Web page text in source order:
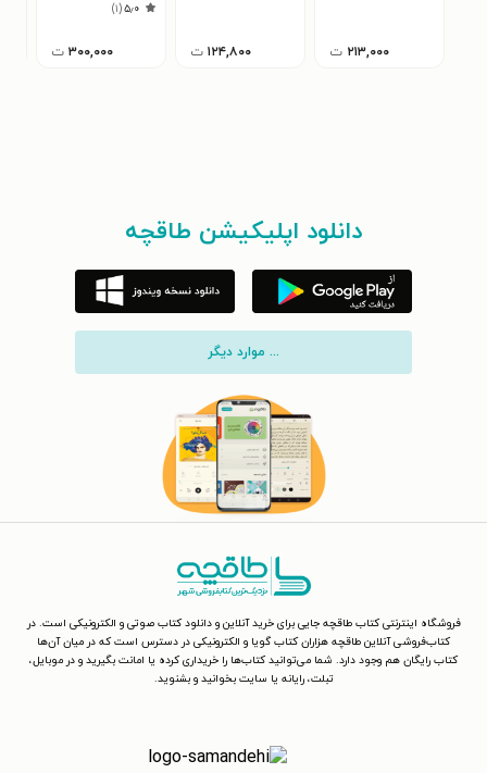
۲۱۳,۰۰۰ ت ۱۲۴,۸۰۰ ت
۵٫۰(۱)
۳۰۰,۰۰۰ ت
دانلود اپلیکیشن طاقچه
... موارد دیگر
فروشگاه اینترنتی کتاب طاقچه جایی برای خرید آنلاین و دانلود کتاب صوتی و الکترونیکی است. در
کتاب‌فروشی آنلاین طاقچه هزاران کتاب گویا و الکترونیکی در دسترس است که در میان آن‌ها
کتاب رایگان هم وجود دارد. شما می‌توانید کتاب‌ها را خریداری کرده یا امانت بگیرید و در موبایل،
تبلت، رایانه یا سایت بخوانید و بشنوید.